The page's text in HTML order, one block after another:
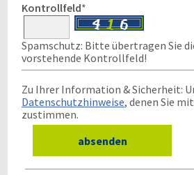
Kontrollfeld*
Spamschutz: Bitte übertragen Sie
vorstehende Kontrollfeld!
Zu Ihrer Information & Sicherheit:
Datenschutzhinweise, denen Sie
zustimmen.